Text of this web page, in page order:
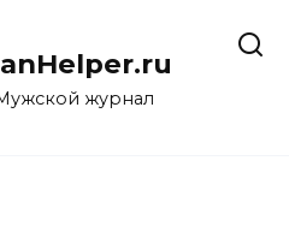
журнал